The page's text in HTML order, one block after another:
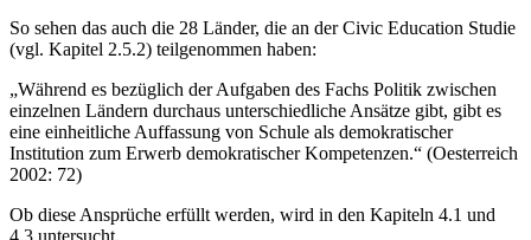
So sehen das auch die 28 Länder, die an der Civic Education Studie
(vgl. Kapitel 2.5.2) teilgenommen haben:
„Während es bezüglich der Aufgaben des Fachs Politik zwischen
einzelnen Ländern durchaus unterschiedliche Ansätze gibt, gibt es
eine einheitliche Auffassung von Schule als demokratischer
Institution zum Erwerb demokratischer Kompetenzen.“ (Oesterreich
2002: 72)
Ob diese Ansprüche erfüllt werden, wird in den Kapiteln 4.1 und